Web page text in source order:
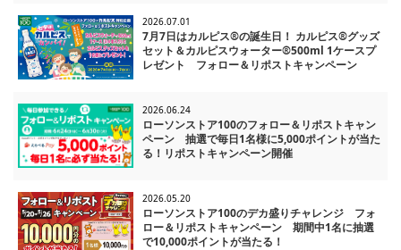
2026.07.01
7月7日はカルピス®の誕生日！ カルピス®グッズ
セット＆カルピスウォーター®500ml 1ケースプ
レゼント フォロー＆リポストキャンペーン
2026.06.24
ローソンストア100のフォロー＆リポストキャン
ペーン 抽選で毎日1名様に5,000ポイントが当た
る！リポストキャンペーン開催
2026.05.20
ローソンストア100のデカ盛りチャレンジ フォ
ロー＆リポストキャンペーン 期間中1名に抽選
で10,000ポイントが当たる！